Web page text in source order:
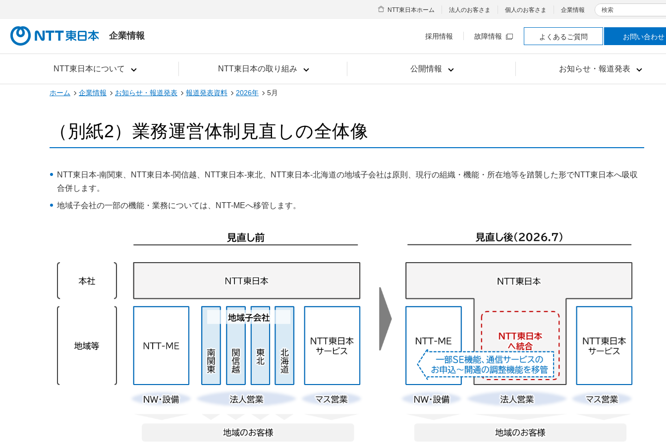
企業情報
NTT東日本について NTT東日本の取り組み 公開情報 お知らせ・報道発表
NTT東日本ホーム 法人のお客さま 個人のお客さま 企業情報 検索
採用情報 故障情報 よくあるご質問 お問い合わせ
ホーム 企業情報 お知らせ・報道発表 報道発表資料 2026年 5月
（別紙2）業務運営体制見直しの全体像
NTT東日本-南関東、NTT東日本-関信越、NTT東日本-東北、NTT東日本-北海道の地域子会社は原則、現行の組織・機能・所在地等を踏襲した形でNTT東日本へ吸収
合併します。
地域子会社の一部の機能・業務については、NTT-MEへ移管します。